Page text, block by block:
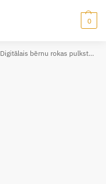
0
Digitālais bērnu rokas pulkstenis Paw Patrol